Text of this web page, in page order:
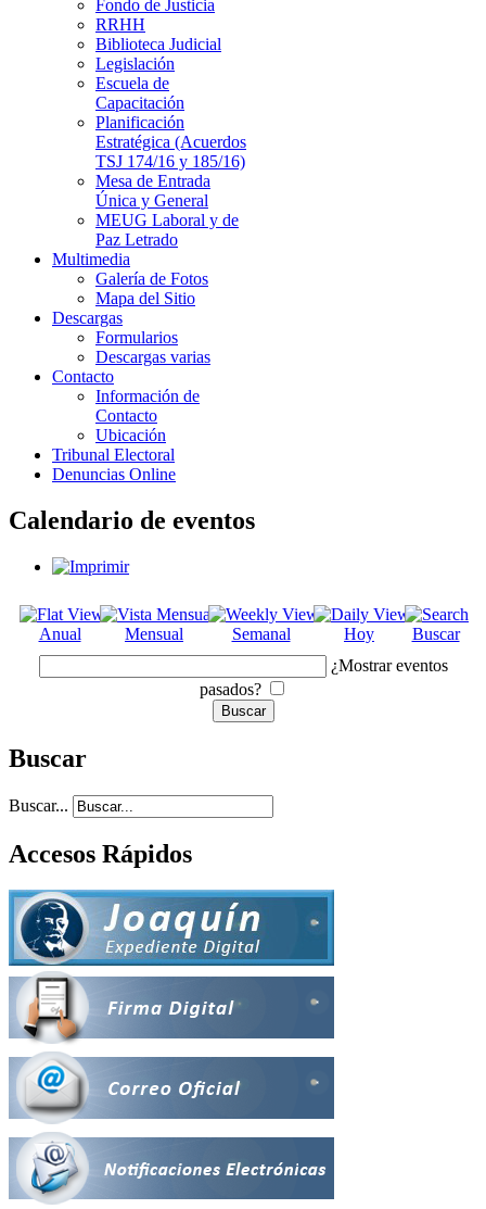
Fondo de Justicia
RRHH
Biblioteca Judicial
Legislación
Escuela de
Capacitación
Planificación
Estratégica (Acuerdos
TSJ 174/16 y 185/16)
Mesa de Entrada
Única y General
MEUG Laboral y de
Paz Letrado
Multimedia
Galería de Fotos
Mapa del Sitio
Descargas
Formularios
Descargas varias
Contacto
Información de
Contacto
Ubicación
Tribunal Electoral
Denuncias Online
Calendario de eventos
Anual Mensual Semanal Hoy
Buscar
¿Mostrar eventos
pasados?
Buscar
Buscar...
Accesos Rápidos